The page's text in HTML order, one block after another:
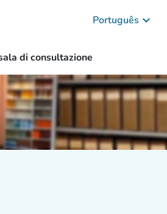
Português keyboard_arrow_down
di consultazione